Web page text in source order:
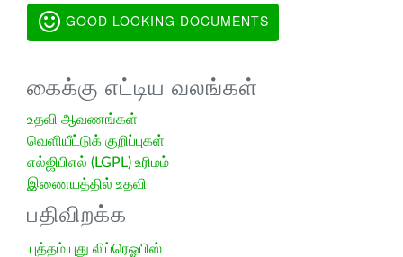
GOOD LOOKING DOCUMENTS
கைக்கு எட்டிய வலங்கள்
உதவி ஆவணங்கள்
வெளியீட்டுக் குறிப்புகள்
எல்ஜிபிஎல் (LGPL) உரிமம்
இணையத்தில் உதவி
பதிவிறக்க
புத்தம் புது லிப்ரெஓபிஸ்